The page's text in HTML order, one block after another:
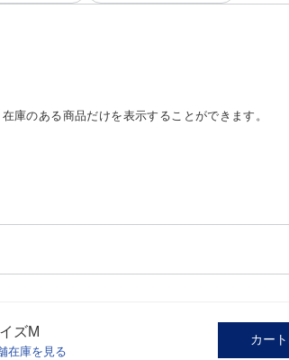
庫のある商品だけを表示することができます。
ズM
在庫を見る
カー